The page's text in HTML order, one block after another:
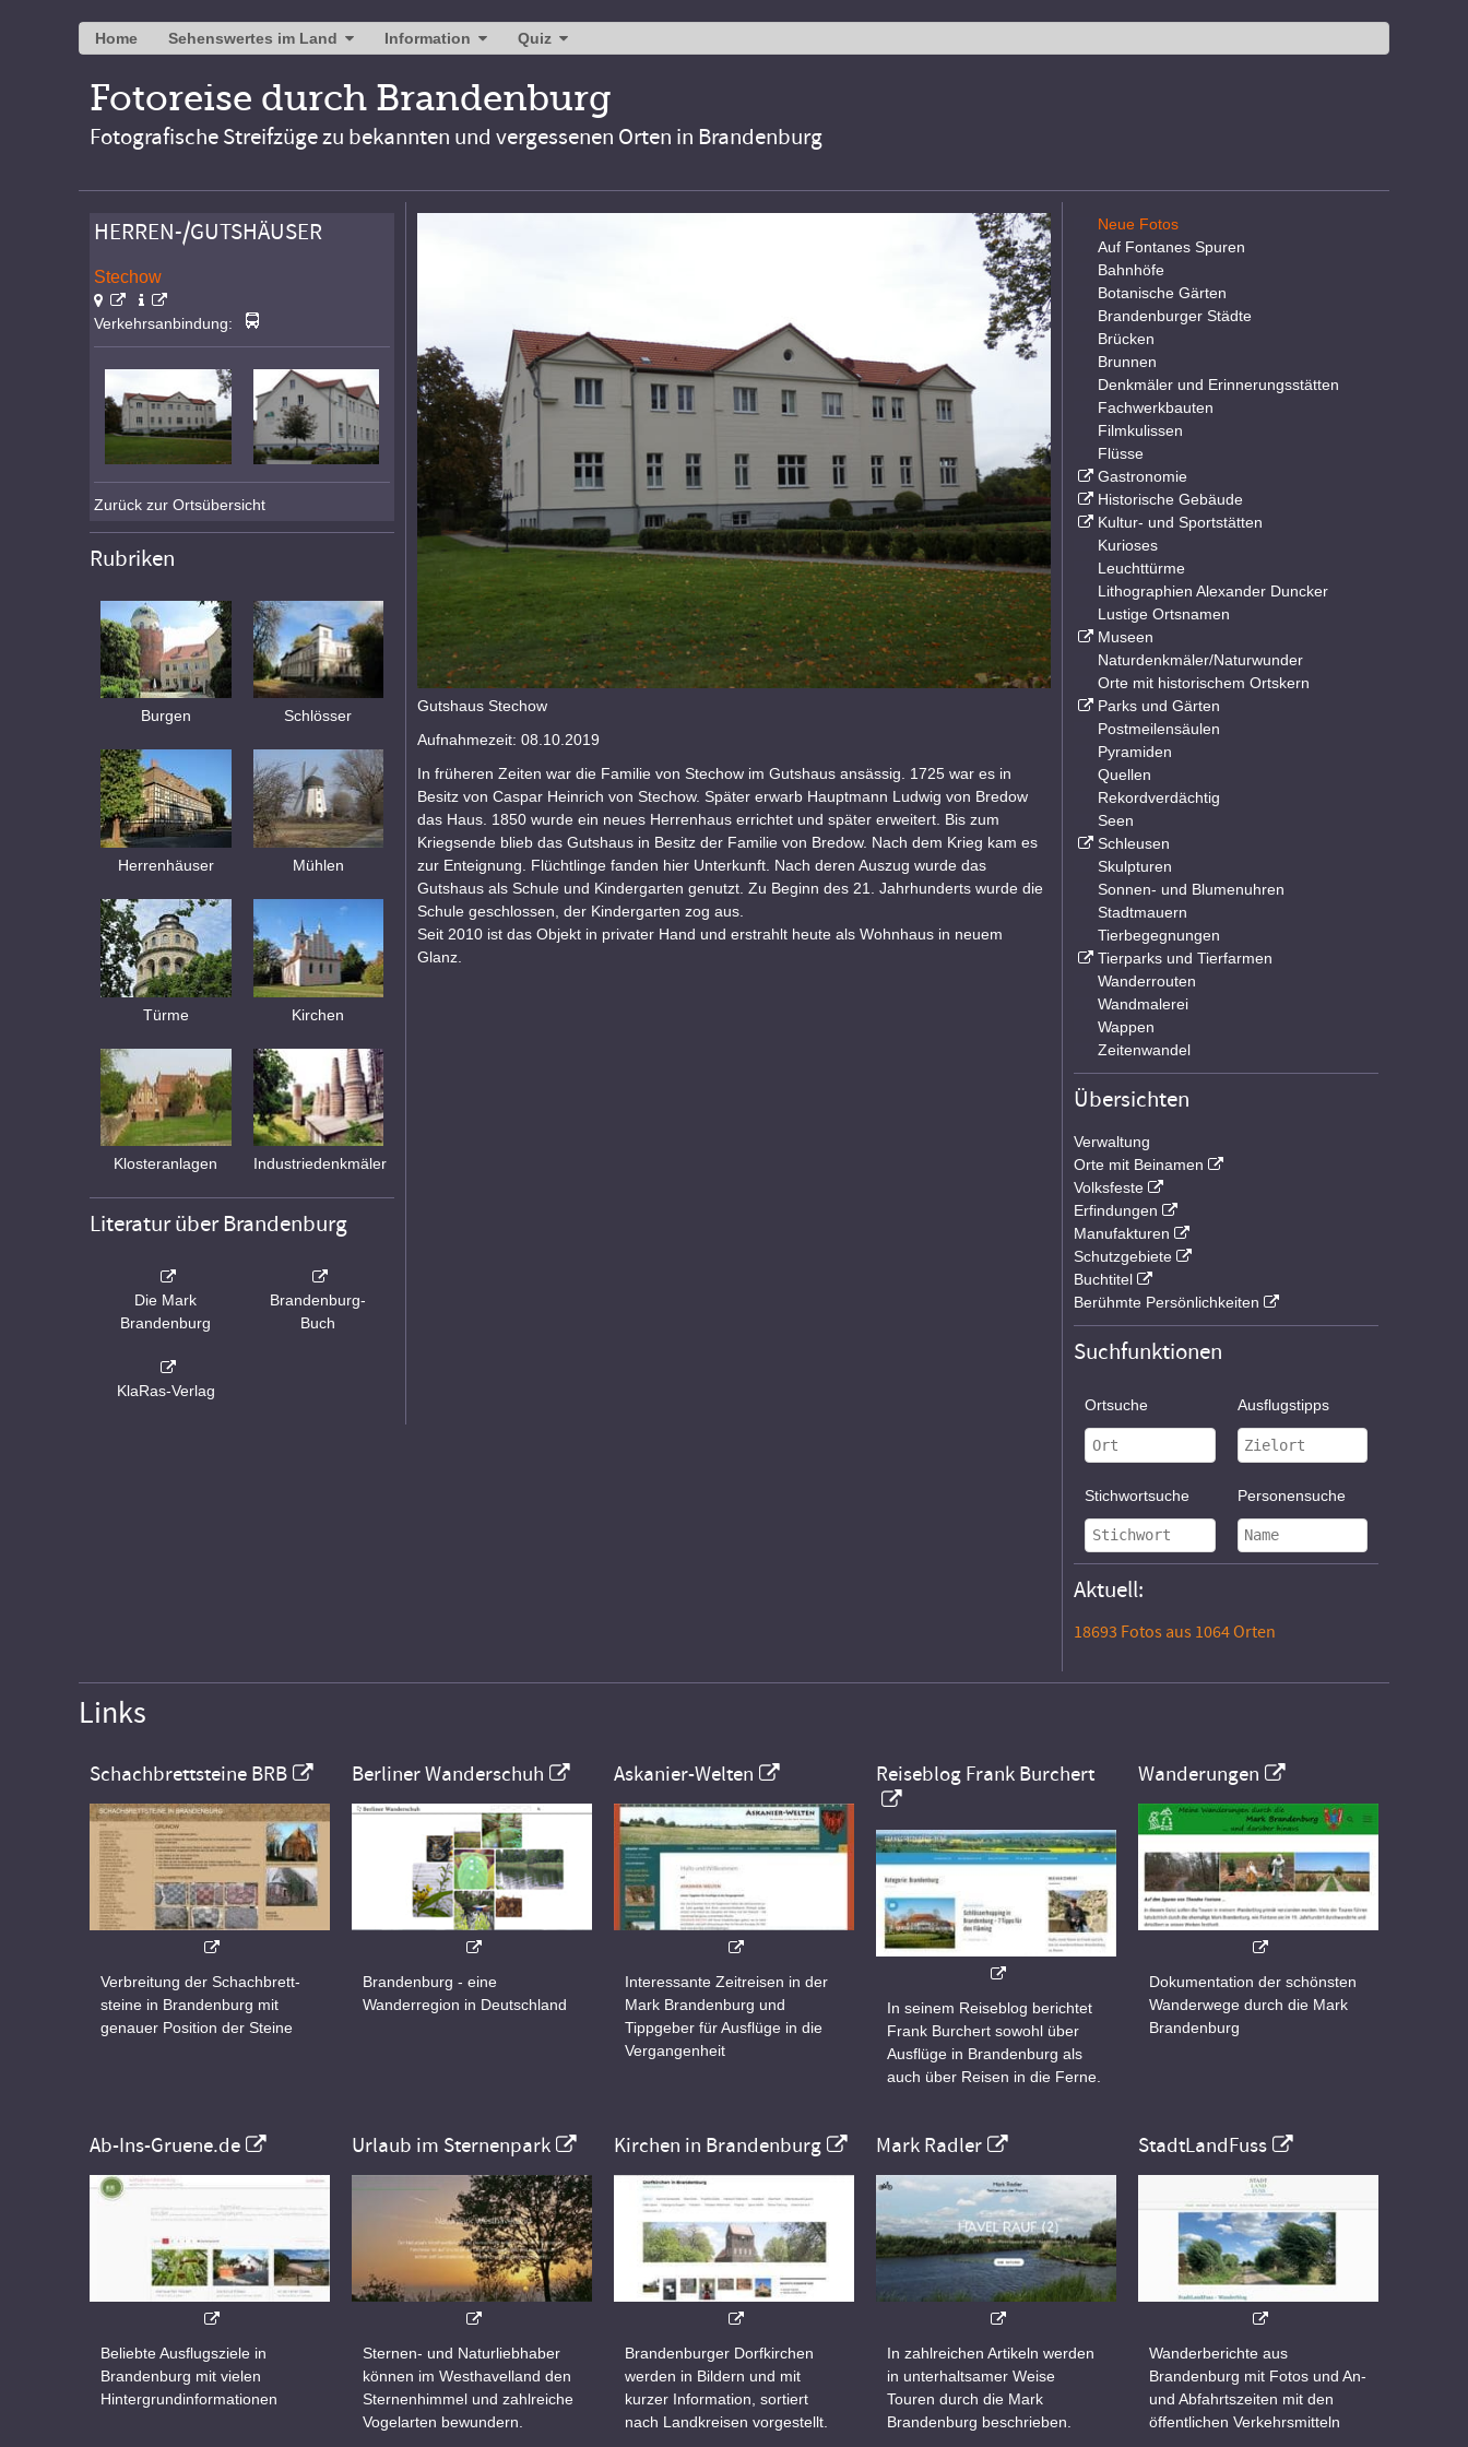
Home Sehenswertes im Land Information Quiz
Fotoreise durch Brandenburg
Fotografische Streifzüge zu bekannten und vergessenen Orten in Brandenburg
Gutshaus Stechow
Aufnahmezeit: 08.10.2019
In früheren Zeiten war die Familie von Stechow im Gutshaus ansässig. 1725 war es in
Besitz von Caspar Heinrich von Stechow. Später erwarb Hauptmann Ludwig von Bredow
das Haus. 1850 wurde ein neues Herrenhaus errichtet und später erweitert. Bis zum
Kriegsende blieb das Gutshaus in Besitz der Familie von Bredow. Nach dem Krieg kam es
zur Enteignung. Flüchtlinge fanden hier Unterkunft. Nach deren Auszug wurde das
Gutshaus als Schule und Kindergarten genutzt. Zu Beginn des 21. Jahrhunderts wurde die
Schule geschlossen, der Kindergarten zog aus.
Seit 2010 ist das Objekt in privater Hand und erstrahlt heute als Wohnhaus in neuem
Glanz.
HERREN-/GUTSHÄUSER
Stechow
Verkehrsanbindung:
Zurück zur Ortsübersicht
Rubriken
Burgen Schlösser
Herrenhäuser Mühlen
Türme Kirchen
Klosteranlagen Industriedenkmäler
Literatur über Brandenburg
Die Mark
Brandenburg
Brandenburg-
Buch
KlaRas-Verlag
Neue Fotos
Auf Fontanes Spuren
Bahnhöfe
Botanische Gärten
Brandenburger Städte
Brücken
Brunnen
Denkmäler und Erinnerungsstätten
Fachwerkbauten
Filmkulissen
Flüsse
Gastronomie
Historische Gebäude
Kultur- und Sportstätten
Kurioses
Leuchttürme
Lithographien Alexander Duncker
Lustige Ortsnamen
Museen
Naturdenkmäler/Naturwunder
Orte mit historischem Ortskern
Parks und Gärten
Postmeilensäulen
Pyramiden
Quellen
Rekordverdächtig
Seen
Schleusen
Skulpturen
Sonnen- und Blumenuhren
Stadtmauern
Tierbegegnungen
Tierparks und Tierfarmen
Wanderrouten
Wandmalerei
Wappen
Zeitenwandel
Übersichten
Verwaltung
Orte mit Beinamen
Volksfeste
Erfindungen
Manufakturen
Schutzgebiete
Buchtitel
Berühmte Persönlichkeiten
Suchfunktionen
Ortsuche Ausflugstipps
Stichwortsuche Personensuche
Aktuell:
18693 Fotos aus 1064 Orten
Links
Schachbrettsteine BRB
Verbreitung der Schachbrett-
steine in Brandenburg mit
genauer Position der Steine
Berliner Wanderschuh
Brandenburg - eine
Wanderregion in Deutschland
Askanier-Welten
Interessante Zeitreisen in der
Mark Brandenburg und
Tippgeber für Ausflüge in die
Vergangenheit
Reiseblog Frank Burchert
In seinem Reiseblog berichtet
Frank Burchert sowohl über
Ausflüge in Brandenburg als
auch über Reisen in die Ferne.
Wanderungen
Dokumentation der schönsten
Wanderwege durch die Mark
Brandenburg
Ab-Ins-Gruene.de
Beliebte Ausflugsziele in
Brandenburg mit vielen
Hintergrundinformationen
Urlaub im Sternenpark
Sternen- und Naturliebhaber
können im Westhavelland den
Sternenhimmel und zahlreiche
Vogelarten bewundern.
Kirchen in Brandenburg
Brandenburger Dorfkirchen
werden in Bildern und mit
kurzer Information, sortiert
nach Landkreisen vorgestellt.
Mark Radler
In zahlreichen Artikeln werden
in unterhaltsamer Weise
Touren durch die Mark
Brandenburg beschrieben.
StadtLandFuss
Wanderberichte aus
Brandenburg mit Fotos und An-
und Abfahrtszeiten mit den
öffentlichen Verkehrsmitteln